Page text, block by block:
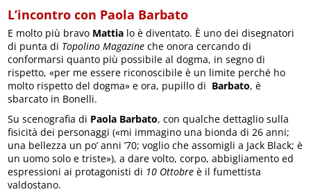
L’incontro con Paola Barbato
E molto più bravo Mattia lo è diventato. È uno dei disegnatori
di punta di Topolino Magazine che onora cercando di
conformarsi quanto più possibile al dogma, in segno di
rispetto, «per me essere riconoscibile è un limite perché ho
molto rispetto del dogma» e ora, pupillo di Barbato, è
sbarcato in Bonelli.
Su scenografia di Paola Barbato, con qualche dettaglio sulla
fisicità dei personaggi («mi immagino una bionda di 26 anni;
una bellezza un po’ anni ’70; voglio che assomigli a Jack Black; è
un uomo solo e triste»), a dare volto, corpo, abbigliamento ed
espressioni ai protagonisti di 10 Ottobre è il fumettista
valdostano.